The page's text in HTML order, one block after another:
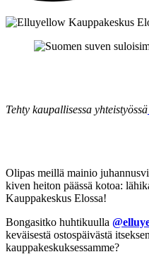
Tehty kaupallisessa yhteistyössä
Olipas meillä mainio
kiven heiton päässä kotoa:
Kauppakeskus Elossa!
Bongasitko huhtikuulla
keväisestä ostospäivästä
kauppakeskuksessamme?